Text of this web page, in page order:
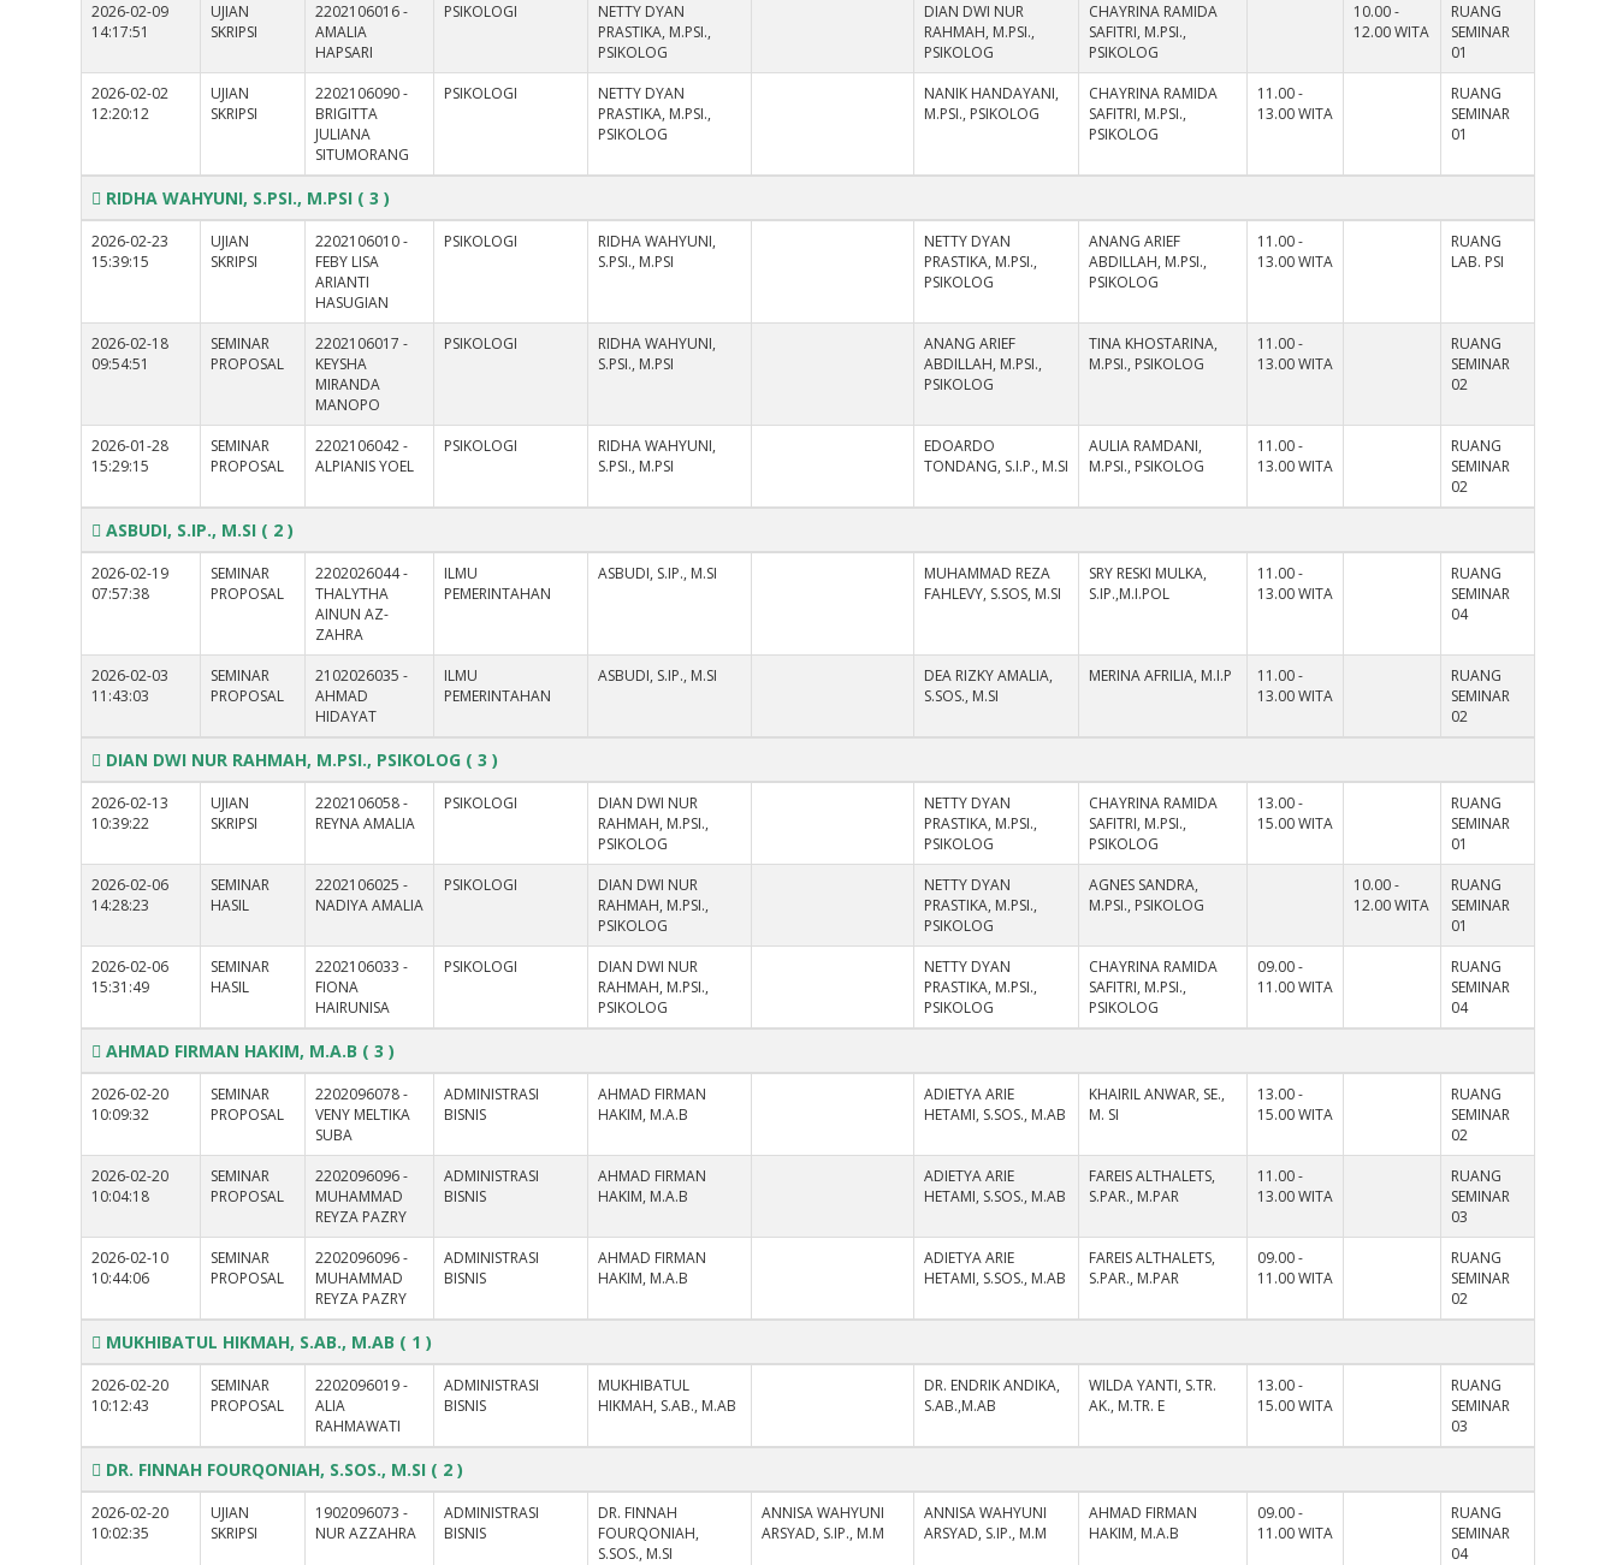
2026-02-09
14:17:51
UJIAN
SKRIPSI
2202106016 -
AMALIA
HAPSARI
PSIKOLOGI
NETTY DYAN
PRASTIKA, M.PSI.,
PSIKOLOG
DIAN DWI NUR
RAHMAH, M.PSI.,
PSIKOLOG
CHAYRINA RAMIDA
SAFITRI, M.PSI.,
PSIKOLOG
10.00 -
12.00 WITA
RUANG
SEMINAR
01
2026-02-02
12:20:12
UJIAN
SKRIPSI
2202106090 -
BRIGITTA
JULIANA
SITUMORANG
PSIKOLOGI
NETTY DYAN
PRASTIKA, M.PSI.,
PSIKOLOG
NANIK HANDAYANI,
M.PSI., PSIKOLOG
CHAYRINA RAMIDA
SAFITRI, M.PSI.,
PSIKOLOG
11.00 -
13.00 WITA
RUANG
SEMINAR
01
RIDHA WAHYUNI, S.PSI., M.PSI ( 3 )
2026-02-23
15:39:15
UJIAN
SKRIPSI
2202106010 -
FEBY LISA
ARIANTI
HASUGIAN
PSIKOLOGI
RIDHA WAHYUNI,
S.PSI., M.PSI
NETTY DYAN
PRASTIKA, M.PSI.,
PSIKOLOG
ANANG ARIEF
ABDILLAH, M.PSI.,
PSIKOLOG
11.00 -
13.00 WITA
RUANG
LAB. PSI
2026-02-18
09:54:51
SEMINAR
PROPOSAL
2202106017 -
KEYSHA
MIRANDA
MANOPO
PSIKOLOGI
RIDHA WAHYUNI,
S.PSI., M.PSI
ANANG ARIEF
ABDILLAH, M.PSI.,
PSIKOLOG
TINA KHOSTARINA,
M.PSI., PSIKOLOG
11.00 -
13.00 WITA
RUANG
SEMINAR
02
2026-01-28
15:29:15
SEMINAR
PROPOSAL
2202106042 -
ALPIANIS YOEL
PSIKOLOGI
RIDHA WAHYUNI,
S.PSI., M.PSI
EDOARDO
TONDANG, S.I.P., M.SI
AULIA RAMDANI,
M.PSI., PSIKOLOG
11.00 -
13.00 WITA
RUANG
SEMINAR
02
ASBUDI, S.IP., M.SI ( 2 )
2026-02-19
07:57:38
SEMINAR
PROPOSAL
2202026044 -
THALYTHA
AINUN AZ-
ZAHRA
ILMU
PEMERINTAHAN
ASBUDI, S.IP., M.SI
MUHAMMAD REZA
FAHLEVY, S.SOS, M.SI
SRY RESKI MULKA,
S.IP.,M.I.POL
11.00 -
13.00 WITA
RUANG
SEMINAR
04
2026-02-03
11:43:03
SEMINAR
PROPOSAL
2102026035 -
AHMAD
HIDAYAT
ILMU
PEMERINTAHAN
ASBUDI, S.IP., M.SI
DEA RIZKY AMALIA,
S.SOS., M.SI
MERINA AFRILIA, M.I.P
11.00 -
13.00 WITA
RUANG
SEMINAR
02
DIAN DWI NUR RAHMAH, M.PSI., PSIKOLOG ( 3 )
2026-02-13
10:39:22
UJIAN
SKRIPSI
2202106058 -
REYNA AMALIA
PSIKOLOGI
DIAN DWI NUR
RAHMAH, M.PSI.,
PSIKOLOG
NETTY DYAN
PRASTIKA, M.PSI.,
PSIKOLOG
CHAYRINA RAMIDA
SAFITRI, M.PSI.,
PSIKOLOG
13.00 -
15.00 WITA
RUANG
SEMINAR
01
2026-02-06
14:28:23
SEMINAR
HASIL
2202106025 -
NADIYA AMALIA
PSIKOLOGI
DIAN DWI NUR
RAHMAH, M.PSI.,
PSIKOLOG
NETTY DYAN
PRASTIKA, M.PSI.,
PSIKOLOG
AGNES SANDRA,
M.PSI., PSIKOLOG
10.00 -
12.00 WITA
RUANG
SEMINAR
01
2026-02-06
15:31:49
SEMINAR
HASIL
2202106033 -
FIONA
HAIRUNISA
PSIKOLOGI
DIAN DWI NUR
RAHMAH, M.PSI.,
PSIKOLOG
NETTY DYAN
PRASTIKA, M.PSI.,
PSIKOLOG
CHAYRINA RAMIDA
SAFITRI, M.PSI.,
PSIKOLOG
09.00 -
11.00 WITA
RUANG
SEMINAR
04
AHMAD FIRMAN HAKIM, M.A.B ( 3 )
2026-02-20
10:09:32
SEMINAR
PROPOSAL
2202096078 -
VENY MELTIKA
SUBA
ADMINISTRASI
BISNIS
AHMAD FIRMAN
HAKIM, M.A.B
ADIETYA ARIE
HETAMI, S.SOS., M.AB
KHAIRIL ANWAR, SE.,
M. SI
13.00 -
15.00 WITA
RUANG
SEMINAR
02
2026-02-20
10:04:18
SEMINAR
PROPOSAL
2202096096 -
MUHAMMAD
REYZA PAZRY
ADMINISTRASI
BISNIS
AHMAD FIRMAN
HAKIM, M.A.B
ADIETYA ARIE
HETAMI, S.SOS., M.AB
FAREIS ALTHALETS,
S.PAR., M.PAR
11.00 -
13.00 WITA
RUANG
SEMINAR
03
2026-02-10
10:44:06
SEMINAR
PROPOSAL
2202096096 -
MUHAMMAD
REYZA PAZRY
ADMINISTRASI
BISNIS
AHMAD FIRMAN
HAKIM, M.A.B
ADIETYA ARIE
HETAMI, S.SOS., M.AB
FAREIS ALTHALETS,
S.PAR., M.PAR
09.00 -
11.00 WITA
RUANG
SEMINAR
02
MUKHIBATUL HIKMAH, S.AB., M.AB ( 1 )
2026-02-20
10:12:43
SEMINAR
PROPOSAL
2202096019 -
ALIA
RAHMAWATI
ADMINISTRASI
BISNIS
MUKHIBATUL
HIKMAH, S.AB., M.AB
DR. ENDRIK ANDIKA,
S.AB.,M.AB
WILDA YANTI, S.TR.
AK., M.TR. E
13.00 -
15.00 WITA
RUANG
SEMINAR
03
DR. FINNAH FOURQONIAH, S.SOS., M.SI ( 2 )
2026-02-20
10:02:35
UJIAN
SKRIPSI
1902096073 -
NUR AZZAHRA
ADMINISTRASI
BISNIS
DR. FINNAH
FOURQONIAH,
S.SOS., M.SI
ANNISA WAHYUNI
ARSYAD, S.IP., M.M
ANNISA WAHYUNI
ARSYAD, S.IP., M.M
AHMAD FIRMAN
HAKIM, M.A.B
09.00 -
11.00 WITA
RUANG
SEMINAR
04